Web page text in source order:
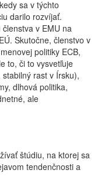
sa v týchto
darilo rozvíjať.
v EMU na
Skutočne, členstvo v
politiky ECB,
to, či to vysvetľuje
rast v Írsku),
dlhová politika,
ale
štúdiu, na ktorej sa
tendenčnosti a